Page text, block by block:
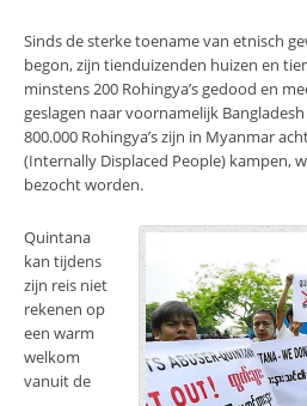
Sinds de sterke toename van etnisch
begon, zijn tienduizenden huizen en
minstens 200 Rohingya’s gedood en
geslagen naar voornamelijk
800.000 Rohingya’s zijn in Myanmar
(Internally Displaced People) kampen,
bezocht worden.
Quintana
kan tijdens
zijn reis niet
rekenen op
een warm
welkom
vanuit de